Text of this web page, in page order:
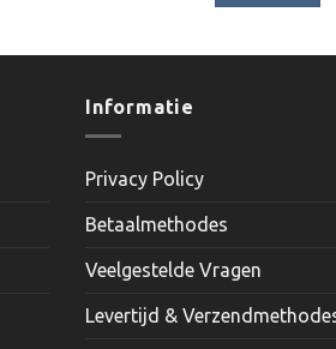
Informatie
Privacy Policy
Betaalmethodes
Veelgestelde Vragen
Levertijd &